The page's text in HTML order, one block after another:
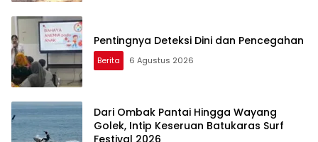
Pentingnya Deteksi Dini dan Pencegahan
Berita 6 Agustus 2026
Dari Ombak Pantai Hingga Wayang
Golek, Intip Keseruan Batukaras Surf
Festival 2026